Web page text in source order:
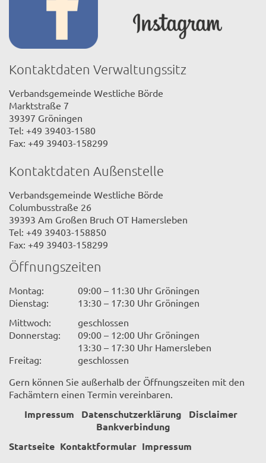
Kontaktdaten Verwaltungssitz
Verbandsgemeinde Westliche Börde
Marktstraße 7
39397 Gröningen
Tel: +49 39403-1580
Fax: +49 39403-158299
Kontaktdaten Außenstelle
Verbandsgemeinde Westliche Börde
Columbusstraße 26
39393 Am Großen Bruch OT Hamersleben
Tel: +49 39403-158850
Fax: +49 39403-158299
Öffnungszeiten
Montag:
09:00 – 11:30 Uhr Gröningen
Dienstag:
13:30 – 17:30 Uhr Gröningen
Mittwoch:
geschlossen
Donnerstag:
09:00 – 12:00 Uhr Gröningen
13:30 – 17:30 Uhr Hamersleben
Freitag:
geschlossen
Gern können Sie außerhalb der Öffnungszeiten mit den
Fachämtern einen Termin vereinbaren.
Impressum Datenschutzerklärung
Disclaimer
Bankverbindung
Startseite Kontaktformular Impressum